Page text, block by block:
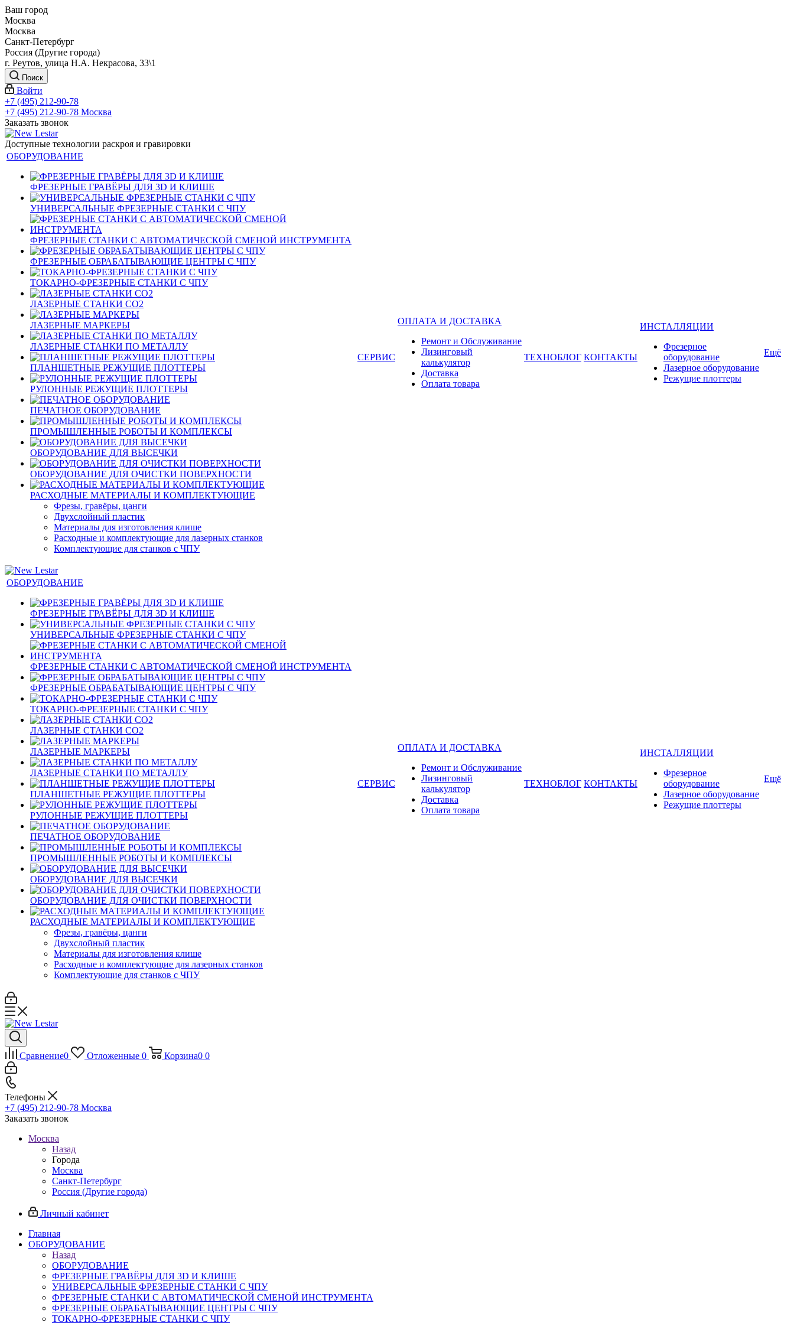
Ваш город
Москва
Москва
Санкт-Петербург
Россия (Другие города)
г. Реутов, улица Н.А. Некрасова, 33\1
Поиск
Войти
+7 (495) 212-90-78
+7 (495) 212-90-78 Москва
Заказать звонок
Доступные технологии раскроя и гравировки
ОБОРУДОВАНИЕ
ФРЕЗЕРНЫЕ ГРАВЁРЫ ДЛЯ 3D И КЛИШЕ
УНИВЕРСАЛЬНЫЕ ФРЕЗЕРНЫЕ СТАНКИ С ЧПУ
ФРЕЗЕРНЫЕ СТАНКИ С АВТОМАТИЧЕСКОЙ СМЕНОЙ ИНСТРУМЕНТА
ФРЕЗЕРНЫЕ ОБРАБАТЫВАЮЩИЕ ЦЕНТРЫ С ЧПУ
ТОКАРНО-ФРЕЗЕРНЫЕ СТАНКИ С ЧПУ
ЛАЗЕРНЫЕ СТАНКИ CO2
ЛАЗЕРНЫЕ МАРКЕРЫ
ЛАЗЕРНЫЕ СТАНКИ ПО МЕТАЛЛУ
ПЛАНШЕТНЫЕ РЕЖУЩИЕ ПЛОТТЕРЫ
РУЛОННЫЕ РЕЖУЩИЕ ПЛОТТЕРЫ
ПЕЧАТНОЕ ОБОРУДОВАНИЕ
ПРОМЫШЛЕННЫЕ РОБОТЫ И КОМПЛЕКСЫ
ОБОРУДОВАНИЕ ДЛЯ ВЫСЕЧКИ
ОБОРУДОВАНИЕ ДЛЯ ОЧИСТКИ ПОВЕРХНОСТИ
РАСХОДНЫЕ МАТЕРИАЛЫ И КОМПЛЕКТУЮЩИЕ
Фрезы, гравёры, цанги
Двухслойный пластик
Материалы для изготовления клише
Расходные и комплектующие для лазерных станков
Комплектующие для станков с ЧПУ
СЕРВИС
ОПЛАТА И ДОСТАВКА
Ремонт и Обслуживание
Лизинговый
калькулятор
Доставка
Оплата товара
ТЕХНОБЛОГ КОНТАКТЫ
ИНСТАЛЛЯЦИИ
Фрезерное
оборудование
Лазерное оборудование
Режущие плоттеры
Ещё
ОБОРУДОВАНИЕ
ФРЕЗЕРНЫЕ ГРАВЁРЫ ДЛЯ 3D И КЛИШЕ
УНИВЕРСАЛЬНЫЕ ФРЕЗЕРНЫЕ СТАНКИ С ЧПУ
ФРЕЗЕРНЫЕ СТАНКИ С АВТОМАТИЧЕСКОЙ СМЕНОЙ ИНСТРУМЕНТА
ФРЕЗЕРНЫЕ ОБРАБАТЫВАЮЩИЕ ЦЕНТРЫ С ЧПУ
ТОКАРНО-ФРЕЗЕРНЫЕ СТАНКИ С ЧПУ
ЛАЗЕРНЫЕ СТАНКИ CO2
ЛАЗЕРНЫЕ МАРКЕРЫ
ЛАЗЕРНЫЕ СТАНКИ ПО МЕТАЛЛУ
ПЛАНШЕТНЫЕ РЕЖУЩИЕ ПЛОТТЕРЫ
РУЛОННЫЕ РЕЖУЩИЕ ПЛОТТЕРЫ
ПЕЧАТНОЕ ОБОРУДОВАНИЕ
ПРОМЫШЛЕННЫЕ РОБОТЫ И КОМПЛЕКСЫ
ОБОРУДОВАНИЕ ДЛЯ ВЫСЕЧКИ
ОБОРУДОВАНИЕ ДЛЯ ОЧИСТКИ ПОВЕРХНОСТИ
РАСХОДНЫЕ МАТЕРИАЛЫ И КОМПЛЕКТУЮЩИЕ
Фрезы, гравёры, цанги
Двухслойный пластик
Материалы для изготовления клише
Расходные и комплектующие для лазерных станков
Комплектующие для станков с ЧПУ
СЕРВИС
ОПЛАТА И ДОСТАВКА
Ремонт и Обслуживание
Лизинговый
калькулятор
Доставка
Оплата товара
ТЕХНОБЛОГ КОНТАКТЫ
ИНСТАЛЛЯЦИИ
Фрезерное
оборудование
Лазерное оборудование
Режущие плоттеры
Ещё
Сравнение0 Отложенные 0 Корзина0 0
Телефоны
+7 (495) 212-90-78 Москва
Заказать звонок
Москва
Назад
Города
Москва
Санкт-Петербург
Россия (Другие города)
Личный кабинет
Главная
ОБОРУДОВАНИЕ
Назад
ОБОРУДОВАНИЕ
ФРЕЗЕРНЫЕ ГРАВЁРЫ ДЛЯ 3D И КЛИШЕ
УНИВЕРСАЛЬНЫЕ ФРЕЗЕРНЫЕ СТАНКИ С ЧПУ
ФРЕЗЕРНЫЕ СТАНКИ С АВТОМАТИЧЕСКОЙ СМЕНОЙ ИНСТРУМЕНТА
ФРЕЗЕРНЫЕ ОБРАБАТЫВАЮЩИЕ ЦЕНТРЫ С ЧПУ
ТОКАРНО-ФРЕЗЕРНЫЕ СТАНКИ С ЧПУ